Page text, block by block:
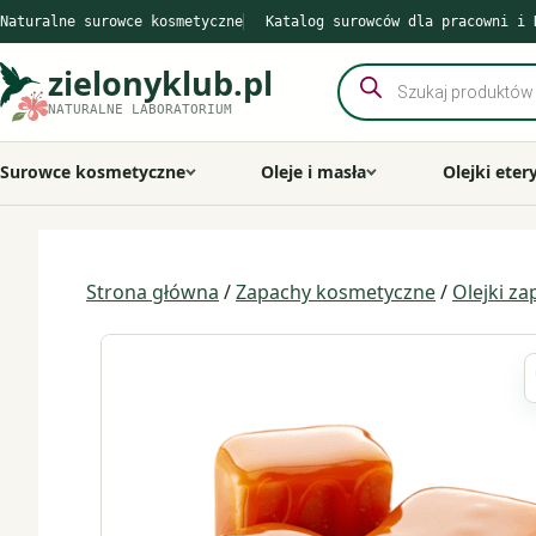
Przejdź
do
treści
Naturalne surowce kosmetyczne Katalog surowców dla pracowni i
zielonyklub.pl
NATURALNE LABORATORIUM
Wyszukiwarka
produktów
Surowce kosmetyczne Oleje i masła Olejki
Strona główna /Zapachy kosmetyczne/ Olejki